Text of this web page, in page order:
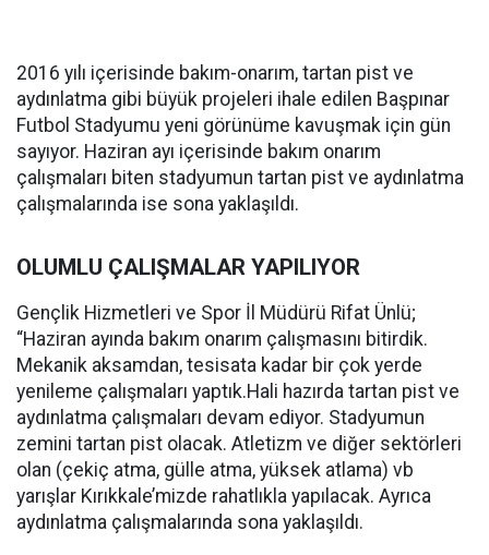
2016 yılı içerisinde bakım-onarım, tartan pist ve
aydınlatma gibi büyük projeleri ihale edilen Başpınar
Futbol Stadyumu yeni görünüme kavuşmak için gün
sayıyor. Haziran ayı içerisinde bakım onarım
çalışmaları biten stadyumun tartan pist ve aydınlatma
çalışmalarında ise sona yaklaşıldı.
OLUMLU ÇALIŞMALAR YAPILIYOR
Gençlik Hizmetleri ve Spor İl Müdürü Rifat Ünlü;
“Haziran ayında bakım onarım çalışmasını bitirdik.
Mekanik aksamdan, tesisata kadar bir çok yerde
yenileme çalışmaları yaptık.Hali hazırda tartan pist ve
aydınlatma çalışmaları devam ediyor. Stadyumun
zemini tartan pist olacak. Atletizm ve diğer sektörleri
olan (çekiç atma, gülle atma, yüksek atlama) vb
yarışlar Kırıkkale’mizde rahatlıkla yapılacak. Ayrıca
aydınlatma çalışmalarında sona yaklaşıldı.